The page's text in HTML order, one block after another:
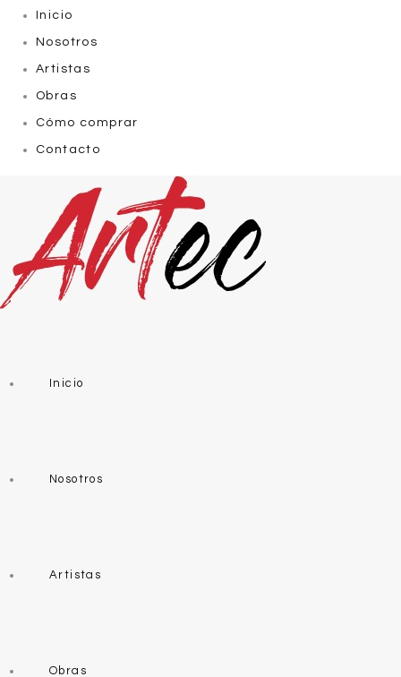
Inicio
Nosotros
Artistas
Obras
Cómo comprar
Contacto
Inicio
Nosotros
Artistas
Obras